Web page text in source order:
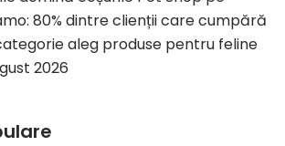
80% dintre clienții care cumpără
aleg produse pentru feline
2026